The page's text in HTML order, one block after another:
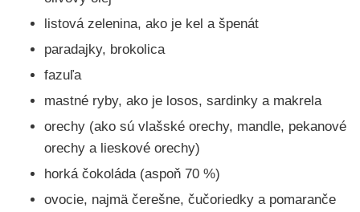
listová zelenina, ako je kel a špenát
paradajky, brokolica
fazuľa
mastné ryby, ako je losos, sardinky a makrela
orechy (ako sú vlašské orechy, mandle, pekanové
orechy a lieskové orechy)
horká čokoláda (aspoň 70 %)
ovocie, najmä čerešne, čučoriedky a pomaranče